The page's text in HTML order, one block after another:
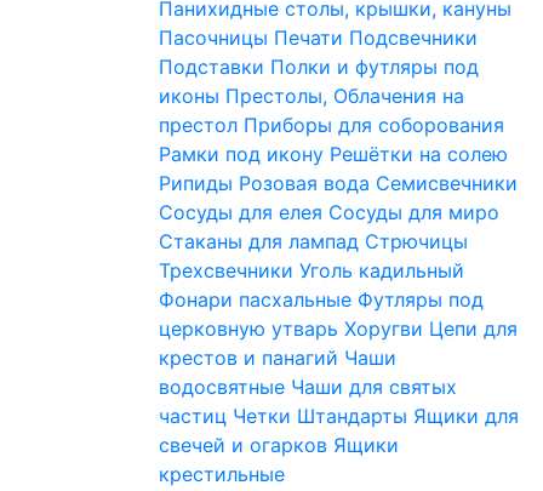
Панихидные столы, крышки, кануны
Пасочницы Печати Подсвечники
Подставки Полки и футляры под
иконы Престолы, Облачения на
престол Приборы для соборования
Рамки под икону Решётки на солею
Рипиды Розовая вода Семисвечники
Сосуды для елея Сосуды для миро
Стаканы для лампад Стрючицы
Трехсвечники Уголь кадильный
Фонари пасхальные Футляры под
церковную утварь Хоругви Цепи для
крестов и панагий Чаши
водосвятные Чаши для святых
частиц Четки Штандарты Ящики для
свечей и огарков Ящики
крестильные